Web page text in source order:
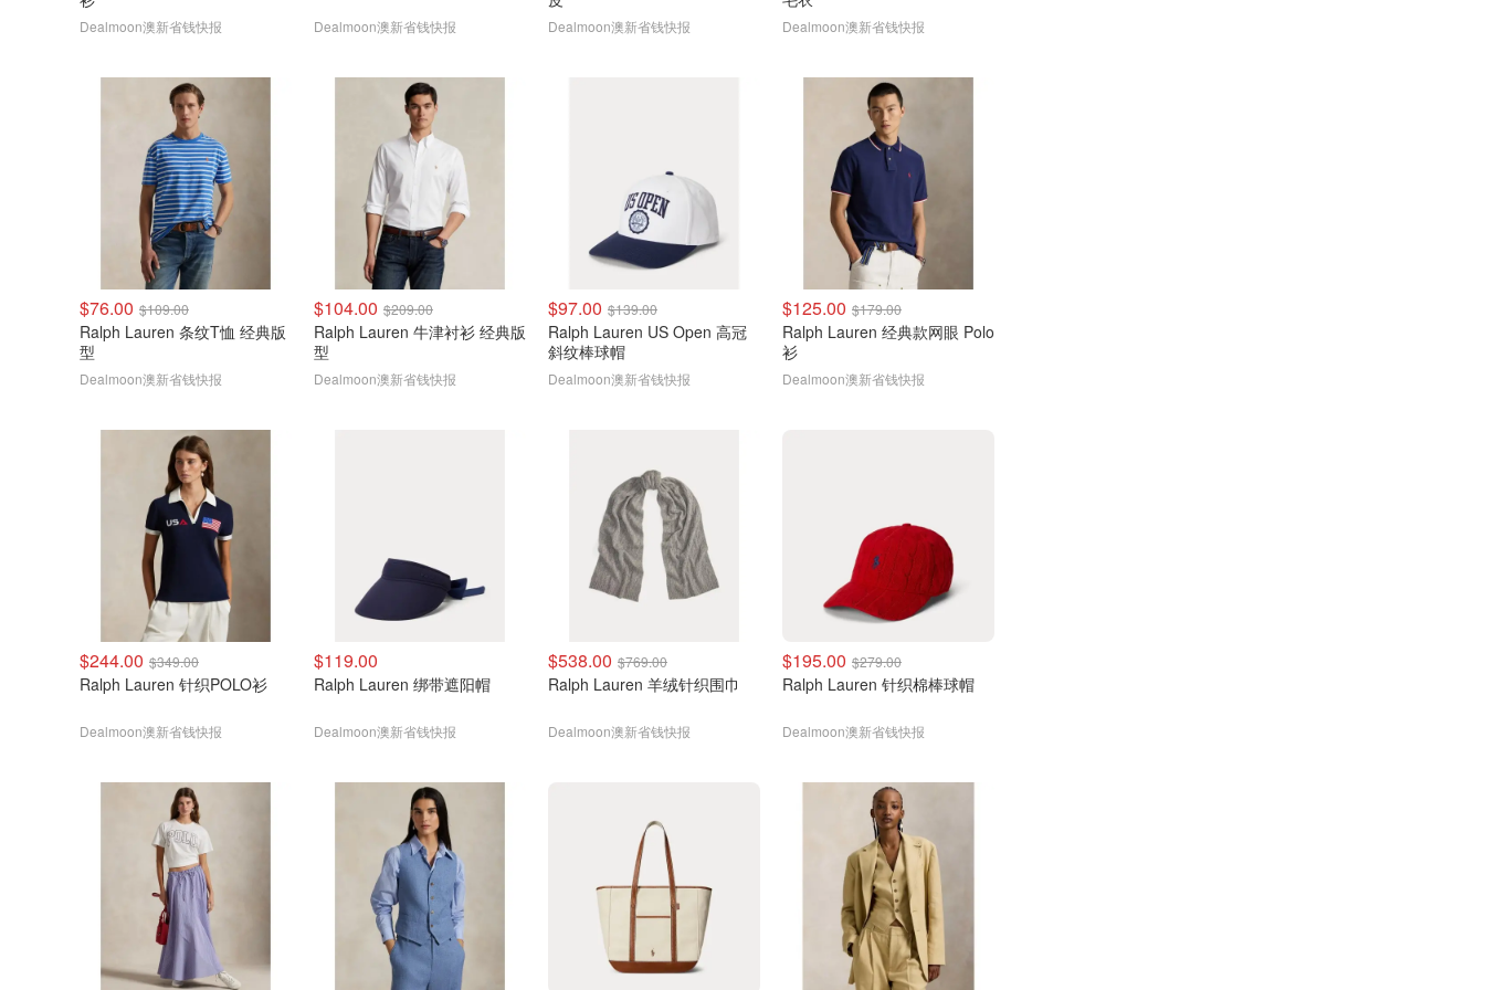
Dealmoon澳新省钱快报 Dealmoon澳新省钱快报 Dealmoon澳新省钱快报 Dealmoon澳新省钱快报
$76.00 $109.00
Ralph Lauren 条纹T恤 经典版
型
Dealmoon澳新省钱快报
$104.00 $209.00
Ralph Lauren 牛津衬衫 经典版
型
Dealmoon澳新省钱快报
$97.00 $139.00
Ralph Lauren US Open 高冠
斜纹棒球帽
Dealmoon澳新省钱快报
$125.00 $179.00
Ralph Lauren 经典款网眼 Polo
衫
Dealmoon澳新省钱快报
$244.00 $349.00
Ralph Lauren 针织POLO衫
Dealmoon澳新省钱快报
$119.00
Ralph Lauren 绑带遮阳帽
Dealmoon澳新省钱快报
$538.00 $769.00
Ralph Lauren 羊绒针织围巾
Dealmoon澳新省钱快报
$195.00 $279.00
Ralph Lauren 针织棉棒球帽
Dealmoon澳新省钱快报